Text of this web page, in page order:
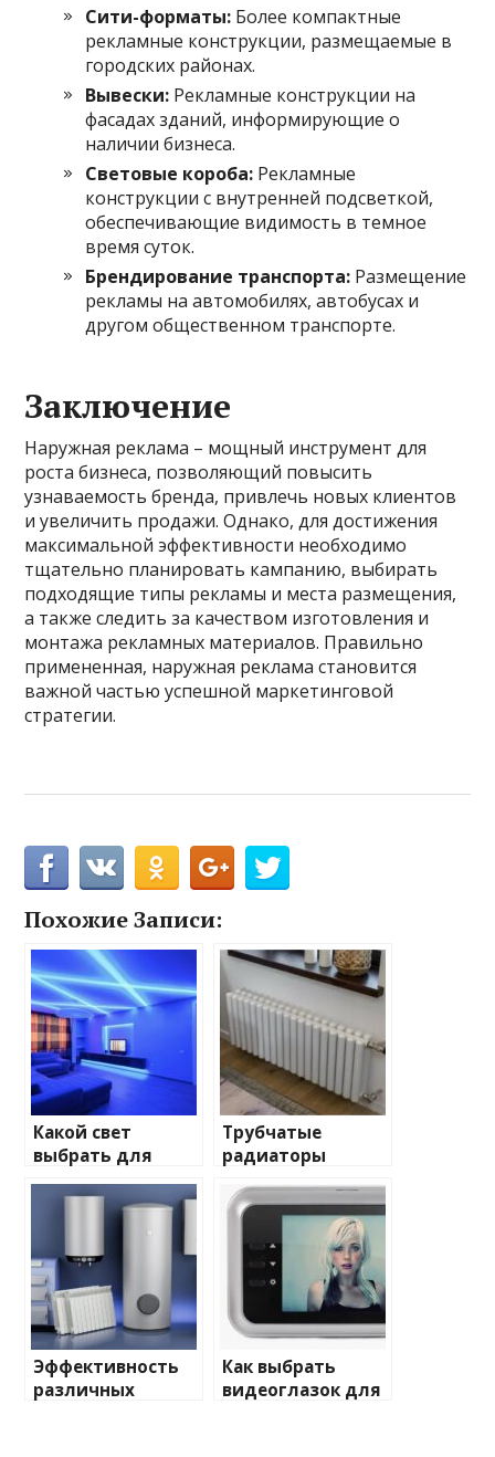
Сити-форматы: Более компактные
рекламные конструкции, размещаемые в
городских районах.
Вывески: Рекламные конструкции на
фасадах зданий, информирующие о
наличии бизнеса.
Световые короба: Рекламные
конструкции с внутренней подсветкой,
обеспечивающие видимость в темное
время суток.
Брендирование транспорта: Размещение
рекламы на автомобилях, автобусах и
другом общественном транспорте.
Заключение
Наружная реклама – мощный инструмент для
роста бизнеса, позволяющий повысить
узнаваемость бренда, привлечь новых клиентов
и увеличить продажи. Однако, для достижения
максимальной эффективности необходимо
тщательно планировать кампанию, выбирать
подходящие типы рекламы и места размещения,
а также следить за качеством изготовления и
монтажа рекламных материалов. Правильно
примененная, наружная реклама становится
важной частью успешной маркетинговой
стратегии.
Похожие Записи:
Какой свет
выбрать для
домашнего
освещения
Трубчатые
радиаторы
и характеристики
Эффективность
различных
Как выбрать
видеоглазок для